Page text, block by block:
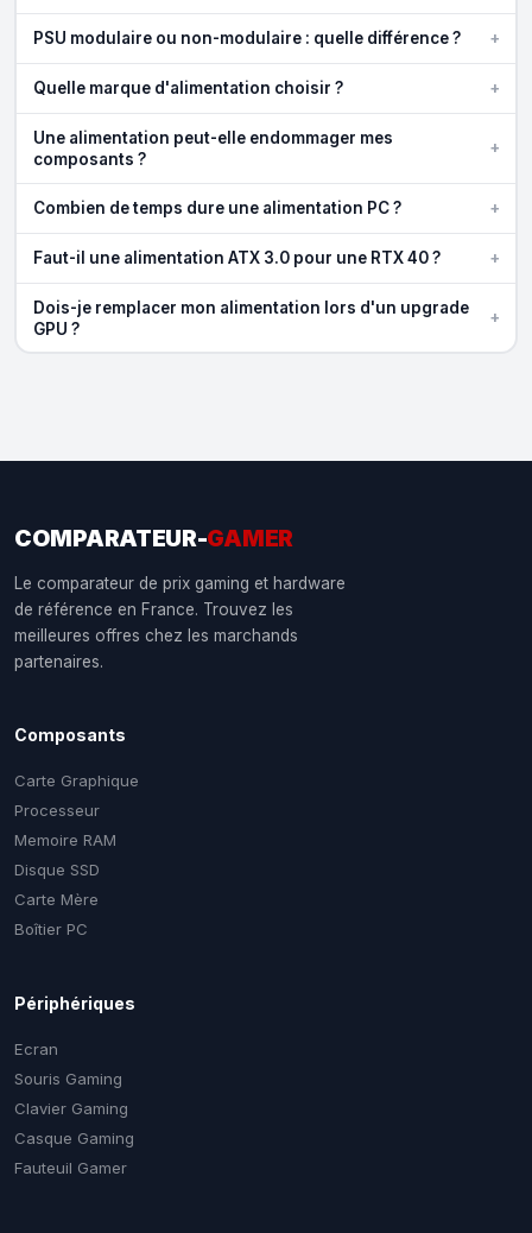
PSU modulaire ou non-modulaire : quelle différence ? +
Quelle marque d'alimentation choisir ? +
Une alimentation peut-elle endommager mes
composants ?
+
Combien de temps dure une alimentation PC ? +
Faut-il une alimentation ATX 3.0 pour une RTX 40 ? +
Dois-je remplacer mon alimentation lors d'un upgrade
GPU ?
+
COMPARATEUR-GAMER
Le comparateur de prix gaming et hardware
de référence en France. Trouvez les
meilleures offres chez les marchands
partenaires.
Composants
Carte Graphique
Processeur
Memoire RAM
Disque SSD
Carte Mère
Boîtier PC
Périphériques
Ecran
Souris Gaming
Clavier Gaming
Casque Gaming
Fauteuil Gamer